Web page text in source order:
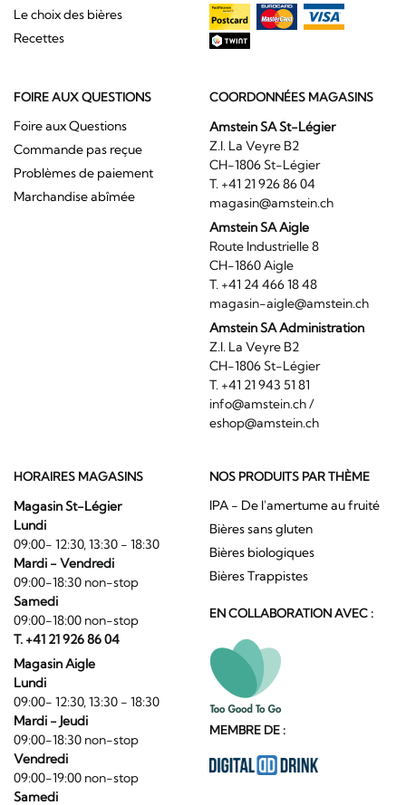
Le choix des bières
Recettes
FOIRE AUX QUESTIONS
Foire aux Questions
Commande pas reçue
Problèmes de paiement
Marchandise abîmée
COORDONNÉES MAGASINS
Amstein SA St-Légier
Z.I. La Veyre B2
CH-1806 St-Légier
T. +41 21 926 86 04
magasin@amstein.ch
Amstein SA Aigle
Route Industrielle 8
CH-1860 Aigle
T. +41 24 466 18 48
magasin-aigle@amstein.ch
Amstein SA Administration
Z.I. La Veyre B2
CH-1806 St-Légier
T. +41 21 943 51 81
info@amstein.ch/
eshop@amstein.ch
HORAIRES MAGASINS
Magasin St-Légier
Lundi
09:00- 12:30, 13:30 - 18:30
Mardi - Vendredi
09:00-18:30 non-stop
Samedi
09:00-18:00 non-stop
T. +41 21 926 86 04
Magasin Aigle
Lundi
09:00- 12:30, 13:30 - 18:30
Mardi - Jeudi
09:00-18:30 non-stop
Vendredi
09:00-19:00 non-stop
Samedi
NOS PRODUITS PAR THÈME
IPA - De l'amertume au fruité
Bières sans gluten
Bières biologiques
Bières Trappistes
EN COLLABORATION AVEC :
MEMBRE DE :